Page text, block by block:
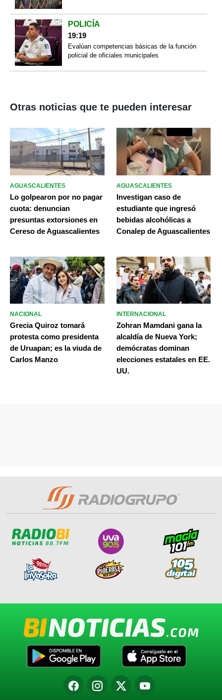
POLICÍA
19:19
Evalúan competencias básicas de la función
policial de oficiales municipales
Otras noticias que te pueden interesar
AGUASCALIENTES
Lo golpearon por no pagar
cuota: denuncian
presuntas extorsiones en
Cereso de Aguascalientes
AGUASCALIENTES
Investigan caso de
estudiante que ingresó
bebidas alcohólicas a
Conalep de Aguascalientes
NACIONAL
Grecia Quiroz tomará
protesta como presidenta
de Uruapan; es la viuda de
Carlos Manzo
INTERNACIONAL
Zohran Mamdani gana la
alcaldía de Nueva York;
demócratas dominan
elecciones estatales en EE.
UU.